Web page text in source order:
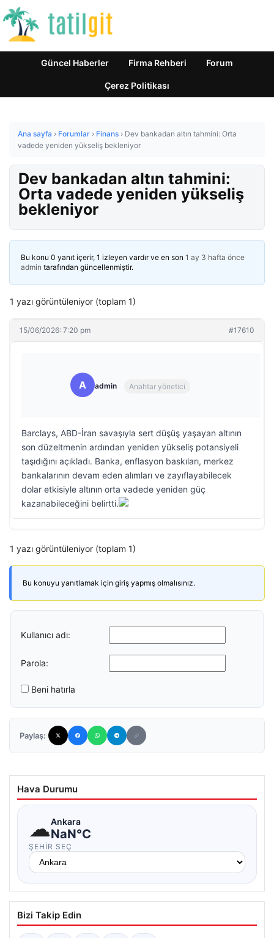
Güncel Haberler Firma Rehberi Forum
Çerez Politikası
Ana sayfa › Forumlar › Finans › Dev bankadan altın tahmini: Orta
vadede yeniden yükseliş bekleniyor
Dev bankadan altın tahmini:
Orta vadede yeniden yükseliş
bekleniyor
Bu konu 0 yanıt içerir, 1 izleyen vardır ve en son 1 ay 3 hafta önce
admin tarafından güncellenmiştir.
1 yazı görüntüleniyor (toplam 1)
15/06/2026: 7:20 pm #17610
A admin Anahtar yönetici
Barclays, ABD-İran savaşıyla sert düşüş yaşayan altının
son düzeltmenin ardından yeniden yükseliş potansiyeli
taşıdığını açıkladı. Banka, enflasyon baskıları, merkez
bankalarının devam eden alımları ve zayıflayabilecek
dolar etkisiyle altının orta vadede yeniden güç
kazanabileceğini belirtti.
1 yazı görüntüleniyor (toplam 1)
Bu konuyu yanıtlamak için giriş yapmış olmalısınız.
Kullanıcı adı:
Parola:
Beni hatırla
Paylaş:
Hava Durumu
☁Ankara
NaN°C
ŞEHIR SEÇ
Bizi Takip Edin